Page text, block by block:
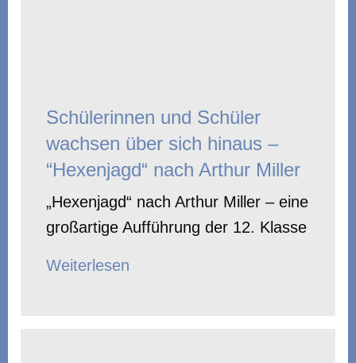
Schülerinnen und Schüler
wachsen über sich hinaus –
“Hexenjagd“ nach Arthur Miller
„Hexenjagd“ nach Arthur Miller – eine
großartige Aufführung der 12. Klasse
Weiterlesen